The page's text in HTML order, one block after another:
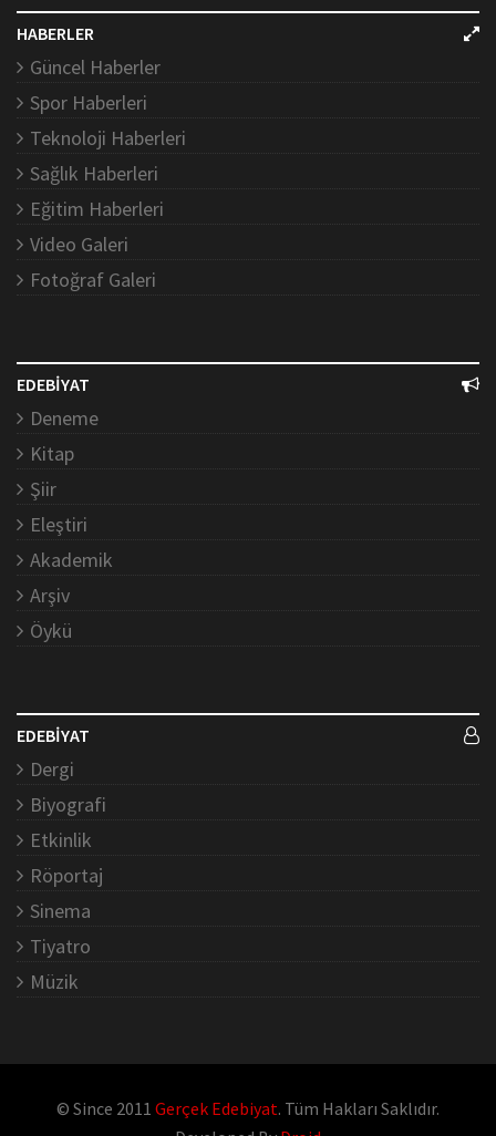
HABERLER
Güncel Haberler
Spor Haberleri
Teknoloji Haberleri
Sağlık Haberleri
Eğitim Haberleri
Video Galeri
Fotoğraf Galeri
EDEBİYAT
Deneme
Kitap
Şiir
Eleştiri
Akademik
Arşiv
Öykü
EDEBİYAT
Dergi
Biyografi
Etkinlik
Röportaj
Sinema
Tiyatro
Müzik
© Since 2011 Gerçek Edebiyat. Tüm Hakları Saklıdır.